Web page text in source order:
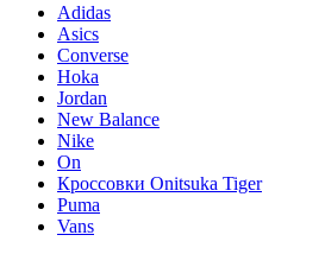
Adidas
Asics
Converse
Hoka
Jordan
New Balance
Nike
On
Кроссовки Onitsuka Tiger
Puma
Vans